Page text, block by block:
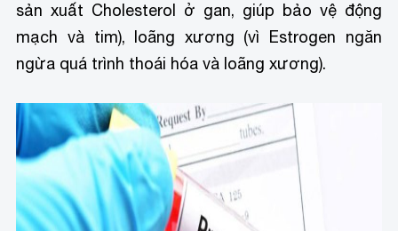
sản xuất Cholesterol ở gan, giúp bảo vệ động
mạch và tim), loãng xương (vì Estrogen ngăn
ngừa quá trình thoái hóa và loãng xương).